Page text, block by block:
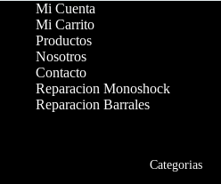
Mi Cuenta
Mi Carrito
Productos
Nosotros
Contacto
Reparacion Monoshock
Reparacion Barrales
Categorias